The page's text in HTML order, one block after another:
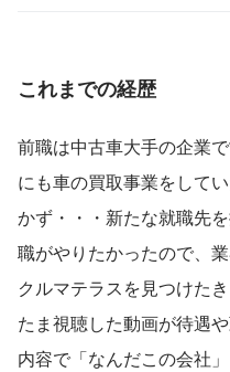
これまでの経歴
前職は中古車大手の企業
にも車の買取事業をして
かず・・・新たな就職先
職がやりたかったので、
クルマテラスを見つけた
たま視聴した動画が待遇
内容で「なんだこの会社